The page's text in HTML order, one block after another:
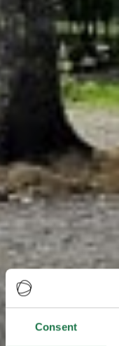
Consent